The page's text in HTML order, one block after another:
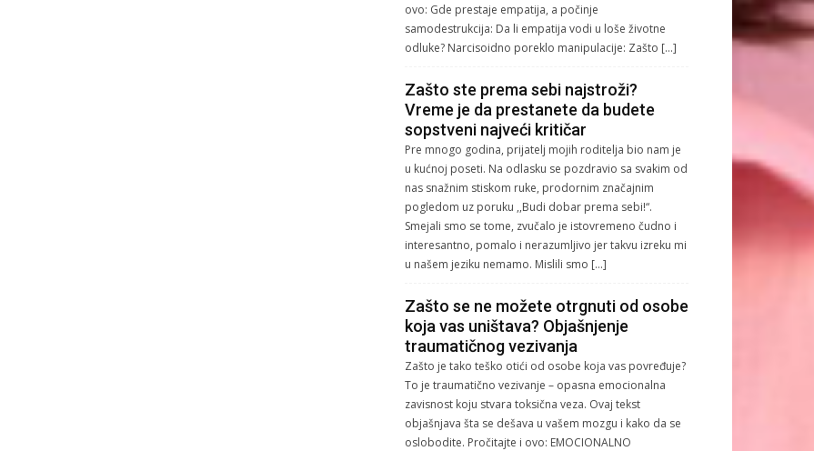
ovo: Gde prestaje empatija, a počinje
samodestrukcija: Da li empatija vodi u loše životne
odluke? Narcisoidno poreklo manipulacije: Zašto […]
Zašto ste prema sebi najstroži?
Vreme je da prestanete da budete
sopstveni najveći kritičar
Pre mnogo godina, prijatelj mojih roditelja bio nam je
u kućnoj poseti. Na odlasku se pozdravio sa svakim od
nas snažnim stiskom ruke, prodornim značajnim
pogledom uz poruku ,,Budi dobar prema sebi!“.
Smejali smo se tome, zvučalo je istovremeno čudno i
interesantno, pomalo i nerazumljivo jer takvu izreku mi
u našem jeziku nemamo. Mislili smo […]
Zašto se ne možete otrgnuti od osobe
koja vas uništava? Objašnjenje
traumatičnog vezivanja
Zašto je tako teško otići od osobe koja vas povređuje?
To je traumatično vezivanje – opasna emocionalna
zavisnost koju stvara toksična veza. Ovaj tekst
objašnjava šta se dešava u vašem mozgu i kako da se
oslobodite. Pročitajte i ovo: EMOCIONALNO